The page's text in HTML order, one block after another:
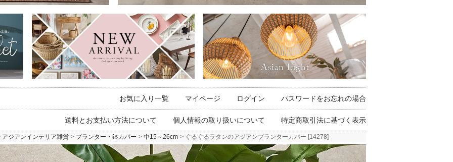
お気に入り一覧 マイページ ログイン パスワードをお忘れの場合
送料とお支払い方法について 個人情報の取り扱いについて 特定商取引法に基づく表示
アジアンインテリア雑貨 プランター・鉢カバー 中15～26cm ぐるぐるラタンのアジアンプランターカバー [14278]